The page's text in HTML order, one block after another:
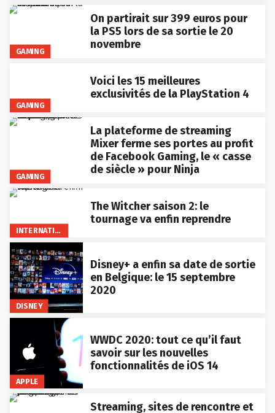
GAMING
On partirait sur 399 euros pour
la PS5 lors de sa sortie le 20
novembre
GAMING
Voici les 15 meilleures
exclusivités de la PlayStation 4
GAMING
La plateforme de streaming
Mixer ferme ses portes au profit
de Facebook Gaming, le « casse
de siècle » pour Ninja
INTERNATIONAL
The Witcher saison 2: le
tournage va enfin reprendre
DISNEY
Disney+ a enfin sa date de sortie
en Belgique: le 15 septembre
2020
APPLE
WWDC 2020: tout ce qu’il faut
savoir sur les nouvelles
fonctionnalités de iOS 14
Streaming, sites de rencontre et